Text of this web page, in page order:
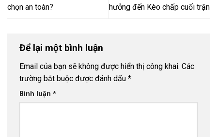
chọn an toàn?
hưởng đến Kèo chấp cuối trận
Để lại một bình luận
Email của bạn sẽ không được hiển thị công khai. Các
trường bắt buộc được đánh dấu *
Bình luận *